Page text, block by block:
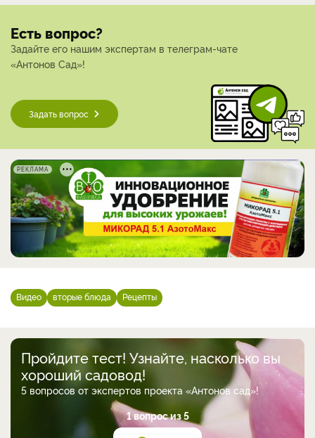
Есть вопрос?
Задайте его нашим экспертам в телеграм-чате
«Антонов Сад»!
Задать вопрос
РЕКЛАМА
Видео вторые блюда Рецепты
Пройдите тест! Узнайте, насколько вы
хороший садовод!
5 вопросов от экспертов проекта «Антонов сад»!
1 вопрос из 5